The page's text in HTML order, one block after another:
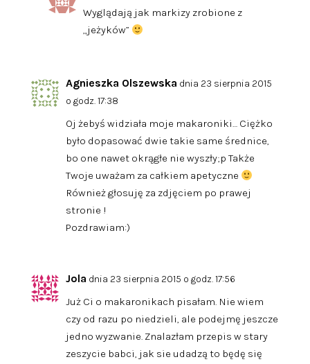
Wyglądają jak markizy zrobione z
„jeżyków”
Agnieszka Olszewska dnia 23 sierpnia 2015
o godz. 17:38
Oj żebyś widziała moje makaroniki… Ciężko
było dopasować dwie takie same średnice,
bo one nawet okrągłe nie wyszły;p Także
Twoje uważam za całkiem apetyczne
Również głosuję za zdjęciem po prawej
stronie !
Pozdrawiam:)
Jola dnia 23 sierpnia 2015 o godz. 17:56
Już Ci o makaronikach pisałam. Nie wiem
czy od razu po niedzieli, ale podejmę jeszcze
jedno wyzwanie. Znalazłam przepis w stary
zeszycie babci, jak sie udadzą to będę się